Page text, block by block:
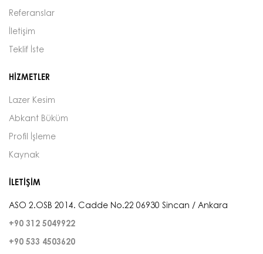
Referanslar
İletişim
Teklif İste
HİZMETLER
Lazer Kesim
Abkant Büküm
Profil İşleme
Kaynak
İLETİŞİM
ASO 2.OSB 2014. Cadde No.22 06930 Sincan / Ankara
+90 312 5049922
+90 533 4503620